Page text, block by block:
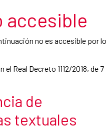
accesible
no es accesible por lo
Real Decreto 1112/2018, de 7
de
textuales